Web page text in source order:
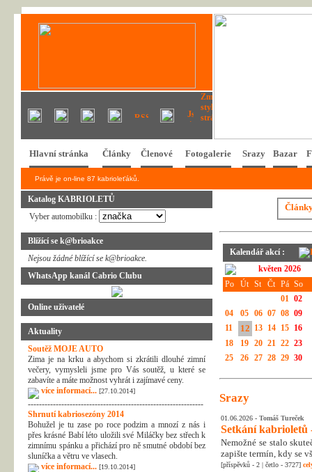
Hlavní stránka Články Členové Fotogalerie Srazy Bazar
Právě je on-line 87 kabrioleťáků.
Katalog KABRIOLETŮ
Vyber automobilku :
Blížící se k@brioakce
Nejsou žádné blížící se k@brioakce.
WhatsApp kanál Cabrio Clubu
Online uživatelé
Aktuality
Soutěž MOJE AUTO
Zima je na krku a abychom si zkrátili dlouhé zimní
večery, vymysleli jsme pro Vás soutěž, u které se
zabavíte a máte možnost vyhrát i zajímavé ceny.
více informací... [27.10.2014]
---------------------------------------------------------------
Shrnutí kabriosezóny 2014
Bohužel je tu zase po roce podzim a mnozí z nás i
přes krásné Babí léto uložili své Miláčky bez střech k
zimnímu spánku a přichází pro ně smutné období bez
sluníčka a větru ve vlasech.
více informací... [19.10.2014]
Kalendář akcí :
květen 2026
Po
Út St Čt Pá So
01 02
04
05 06 07 08 09
11
12 13 14 15 16
18
19 20 21 22 23
25
26 27 28 29 30
Srazy
01.06.2026 - Tomáš Tureček
Setkání kabrioletů
Nemožné se stalo
zapište termín, kdy se
[příspěvků - 2 | četlo - 3727]